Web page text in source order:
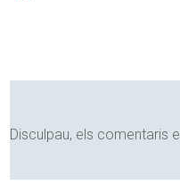
Disculpau, els comentaris